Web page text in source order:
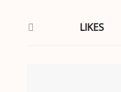
LIKES